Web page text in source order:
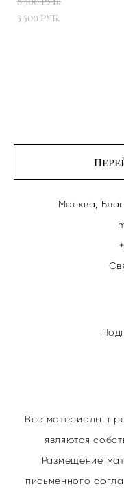
5 500 pуб.
Москва,
Все материалы,
являются
Размещение
письменного